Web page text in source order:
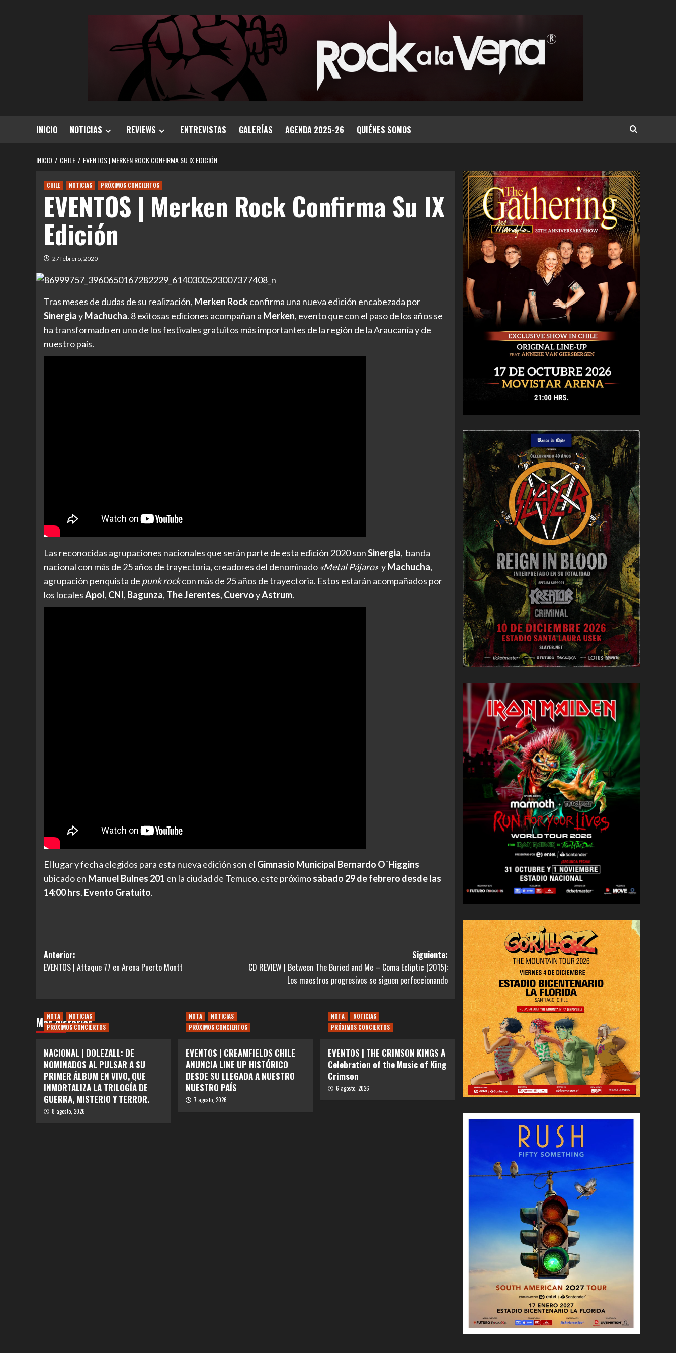
INICIO NOTICIAS REVIEWS ENTREVISTAS GALERÍAS AGENDA 2025-26 QUIÉNES SOMOS
INICIO CHILE EVENTOS | MERKEN ROCK CONFIRMA SU IX EDICIÓN
CHILE NOTICIAS PRÓXIMOS CONCIERTOS
EVENTOS | Merken Rock Confirma Su IX
Edición
27 febrero, 2020
Tras meses de dudas de su realización, Merken Rockconfirma una nueva edición encabezada por
SinergiayMachucha. 8 exitosas ediciones acompañan a Merken, evento que con el paso de los años se
ha transformado en uno de los festivales gratuitos más importantes de la región de la Araucanía y de
nuestro país.
Las reconocidas agrupaciones nacionales que serán parte de esta edición 2020 sonSinergia, banda
nacional con más de 25 años de trayectoria, creadores del denominado «Metal Pájaro» yMachucha,
agrupación penquista de punk rockcon más de 25 años de trayectoria. Estos estarán acompañados por
los localesApol, CNI, Bagunza, The Jerentes, CuervoyAstrum.
El lugar y fecha elegidos para esta nueva edición son el Gimnasio Municipal Bernardo O´Higgins
ubicado en Manuel Bulnes 201 en la ciudad de Temuco, este próximosábado 29 de febrero desde las
14:00 hrs. Evento Gratuito.
Navegación
de
Anterior:
EVENTOS | Attaque 77 en Arena Puerto Montt
Siguiente:
CD REVIEW | Between The Buried and Me – Coma Ecliptic (2015):
Los maestros progresivos se siguen perfeccionando
Más historias
NOTA
NOTICIAS
PRÓXIMOS CONCIERTOS
NACIONAL | DOLEZALL: DE
NOMINADOS AL PULSAR A SU
PRIMER ÁLBUM EN VIVO, QUE
INMORTALIZA LA TRILOGÍA DE
GUERRA, MISTERIO Y TERROR.
8 agosto, 2026
NOTA
NOTICIAS
PRÓXIMOS CONCIERTOS
EVENTOS | CREAMFIELDS CHILE
ANUNCIA LINE UP HISTÓRICO
DESDE SU LLEGADA A NUESTRO
NUESTRO PAÍS
7 agosto, 2026
NOTA
NOTICIAS
PRÓXIMOS CONCIERTOS
EVENTOS | THE CRIMSON KINGS A
Celebration of the Music of King
Crimson
6 agosto, 2026